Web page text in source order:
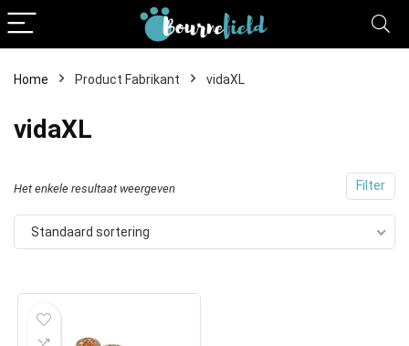
Home Product Fabrikant vidaXL
vidaXL
Filter
Het enkele resultaat weergeven
Standaard sortering